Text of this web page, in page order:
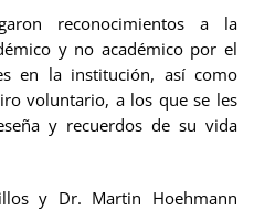
reconocimientos a la
y no académico por el
en la institución, así como
voluntario, a los que se les
y recuerdos de su vida
y Dr. Martin Hoehmann